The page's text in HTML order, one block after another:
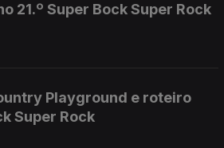
21.º Super Bock Super Rock
Playground e roteiro
Super Rock